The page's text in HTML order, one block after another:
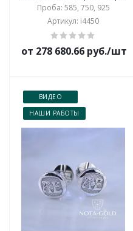
Проба: 585, 750, 925
Артикул: i4450
от 278 680.66 руб./шт
ВИДЕО
НАШИ РАБОТЫ